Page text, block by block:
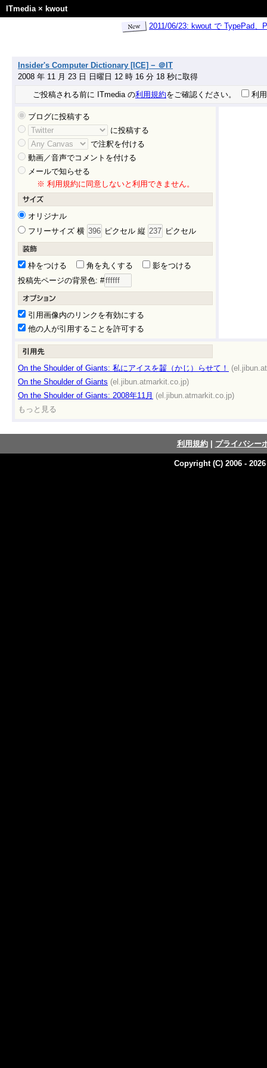
ITmedia× kwout
2011/06/23: kwout で TypePad
Insider's Computer Dictionary [ICE] − ＠IT
2008 年 11 月 23 日 日曜日 12 時 16 分 18 秒に取得
ご投稿される前に ITmedia の利用規約をご確認ください。 利
ブログに投稿する
に投稿する
で注釈を付ける
動画／音声でコメントを付ける
メールで知らせる
※ 利用規約に同意しないと利用できません。
オリジナル
フリーサイズ 横
ピクセル 縦 ピクセル
枠をつける 角を丸くする
影をつける
投稿先ページの背景色: #
引用画像内のリンクを有効にする
他の人が引用することを許可する
On the Shoulder of Giants: 私にアイスを齧（かじ）らせて！
On the Shoulder of Giants (el.jibun.atmarkit.co.jp)
On the Shoulder of Giants: 2008年11月 (el.jibun.atmarkit.co.jp)
もっと見る
利用規約| プライバシー
Copyright (C) 2006 -